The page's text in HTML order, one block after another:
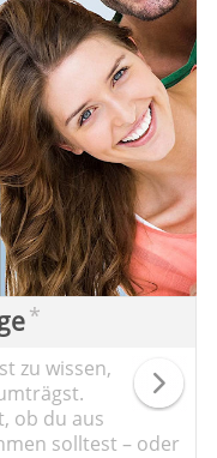
*
zu wissen,
ob du aus
solltest – oder